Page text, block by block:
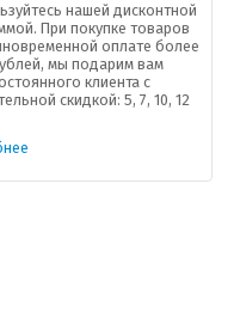
нашей дисконтной
При покупке товаров
оплате более
мы подарим вам
клиента с
скидкой: 5, 7, 10, 12